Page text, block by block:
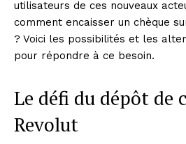
utilisateurs de ces nouveaux
comment encaisser un chèque
? Voici les possibilités et les
pour répondre à ce besoin.
Le défi du dépôt de
Revolut